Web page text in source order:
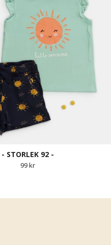
- STORLEK 92 -
99 kr